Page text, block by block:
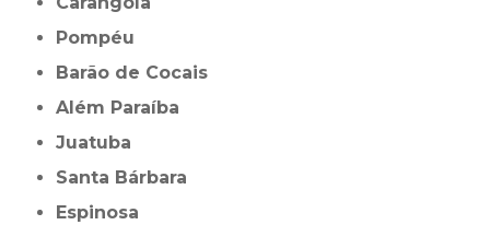
Pompéu
Barão de Cocais
Além Paraíba
Juatuba
Santa Bárbara
Espinosa